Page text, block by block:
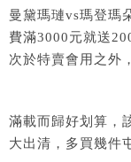
曼黛瑪璉vs瑪登瑪
費滿3000元就送
次於特賣會用之外
滿載而歸好划算，
大出清，多買幾件